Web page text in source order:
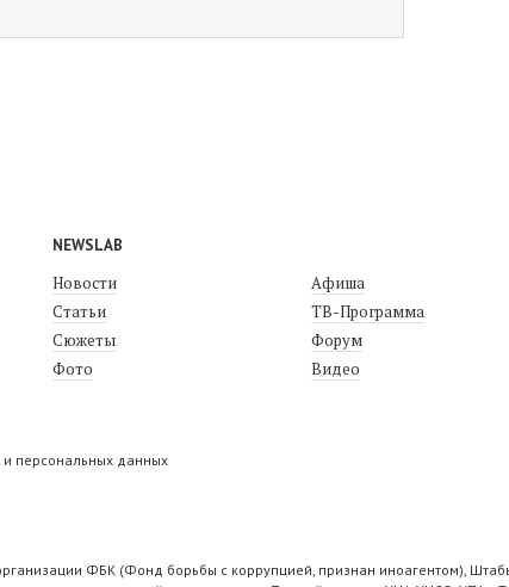
NEWSLAB
Новости
Статьи
Сюжеты
Фото
Афиша
ТВ-Программа
Форум
Видео
и персональных данных
ФБК (Фонд борьбы с коррупцией, признан иноагентом),